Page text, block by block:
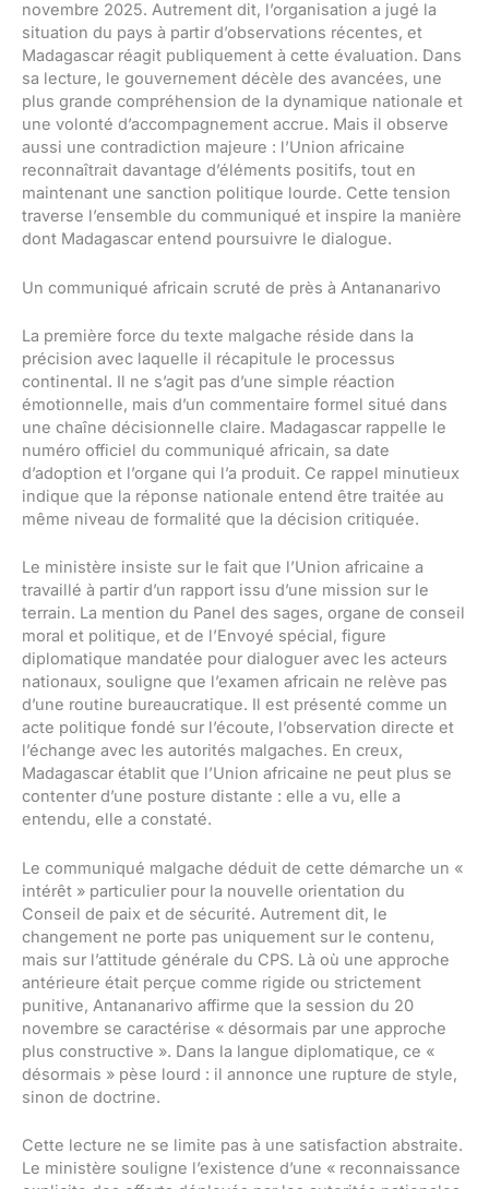
novembre 2025. Autrement dit, l’organisation a jugé la
situation du pays à partir d’observations récentes, et
Madagascar réagit publiquement à cette évaluation. Dans
sa lecture, le gouvernement décèle des avancées, une
plus grande compréhension de la dynamique nationale et
une volonté d’accompagnement accrue. Mais il observe
aussi une contradiction majeure : l’Union africaine
reconnaîtrait davantage d’éléments positifs, tout en
maintenant une sanction politique lourde. Cette tension
traverse l’ensemble du communiqué et inspire la manière
dont Madagascar entend poursuivre le dialogue.
Un communiqué africain scruté de près à Antananarivo
La première force du texte malgache réside dans la
précision avec laquelle il récapitule le processus
continental. Il ne s’agit pas d’une simple réaction
émotionnelle, mais d’un commentaire formel situé dans
une chaîne décisionnelle claire. Madagascar rappelle le
numéro officiel du communiqué africain, sa date
d’adoption et l’organe qui l’a produit. Ce rappel minutieux
indique que la réponse nationale entend être traitée au
même niveau de formalité que la décision critiquée.
Le ministère insiste sur le fait que l’Union africaine a
travaillé à partir d’un rapport issu d’une mission sur le
terrain. La mention du Panel des sages, organe de conseil
moral et politique, et de l’Envoyé spécial, figure
diplomatique mandatée pour dialoguer avec les acteurs
nationaux, souligne que l’examen africain ne relève pas
d’une routine bureaucratique. Il est présenté comme un
acte politique fondé sur l’écoute, l’observation directe et
l’échange avec les autorités malgaches. En creux,
Madagascar établit que l’Union africaine ne peut plus se
contenter d’une posture distante : elle a vu, elle a
entendu, elle a constaté.
Le communiqué malgache déduit de cette démarche un «
intérêt » particulier pour la nouvelle orientation du
Conseil de paix et de sécurité. Autrement dit, le
changement ne porte pas uniquement sur le contenu,
mais sur l’attitude générale du CPS. Là où une approche
antérieure était perçue comme rigide ou strictement
punitive, Antananarivo affirme que la session du 20
novembre se caractérise « désormais par une approche
plus constructive ». Dans la langue diplomatique, ce «
désormais » pèse lourd : il annonce une rupture de style,
sinon de doctrine.
Cette lecture ne se limite pas à une satisfaction abstraite.
Le ministère souligne l’existence d’une « reconnaissance